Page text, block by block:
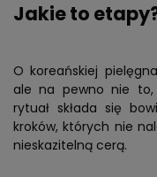
Jakie to
O koreańskiej
ale na pewno nie to,
rytuał składa się
kroków, których nie
nieskazitelną cerą.